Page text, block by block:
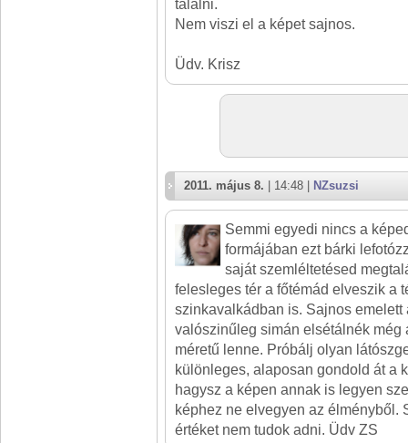
találni.
Nem viszi el a képet sajnos.
Üdv. Krisz
2011. május 8. | 14:48 | NZsuzsi
Semmi egyedi nincs a
formájában ezt bárki
saját szemléltetésed
felesleges tér a főtémád elveszik a
szinkavalkádban is. Sajnos emelett
valószinűleg simán elsétálnék még
méretű lenne. Próbálj olyan
különleges, alaposan gondold át a
hagysz a képen annak is legyen
képhez ne elvegyen az élményből.
értéket nem tudok adni. Üdv ZS